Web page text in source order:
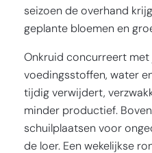
seizoen de overhand
geplante bloemen en
Onkruid concurreert met
voedingsstoffen, water
tijdig verwijdert,
minder productief.
schuilplaatsen voor
de loer. Een wekelijkse